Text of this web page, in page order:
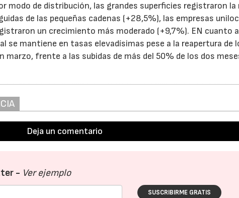
modo de distribución, las grandes superficies registraron la
de las pequeñas cadenas (+28,5%), las empresas
un crecimiento más moderado (+9,7%). EN cuanto
se mantiene en tasas elevadísimas pese a la reapertura de
marzo, frente a las subidas de más del 50% de los dos
Deja un comentario
- Ver ejemplo
SUSCRIBIRME GRATIS